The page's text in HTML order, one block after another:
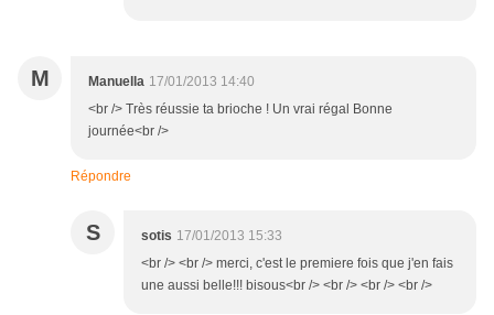
M Manuella 17/01/2013 14:40
<br /> Très réussie ta brioche ! Un vrai régal Bonne
journée<br />
Répondre
S sotis 17/01/2013 15:33
<br /> <br /> merci, c'est le premiere fois que j'en fais
une aussi belle!!! bisous<br /> <br /> <br /> <br />